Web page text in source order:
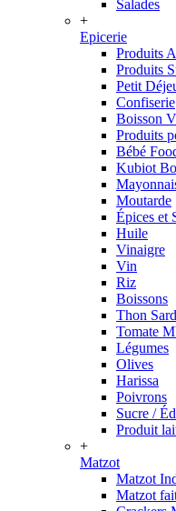
Salades
+
Epicerie
Produits
Produits
Petit
Confiserie
Boisson
Produits
Bébé
Kubiot
Moutarde
Épices et
Huile
Vinaigre
Vin
Riz
Boissons
Thon
Tomate
Légumes
Olives
Harissa
Poivrons
Sucre /
Produit
+
Matzot
Matzot
Matzot